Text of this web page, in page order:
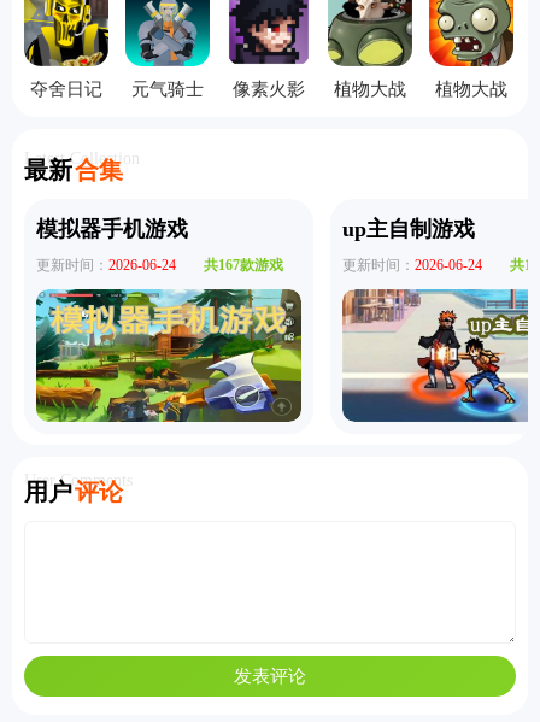
夺舍日记
元气骑士
像素火影
植物大战
植物大战
最新合集
Latest Collection
模拟器手机游戏
更新时间： 2026-06-24 共167款游戏
up主自制游戏
更新时间： 2026-06-24 共
用户评论
User Comments